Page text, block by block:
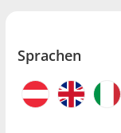
Sprachen